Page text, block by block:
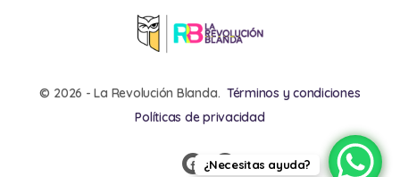
© 2026 - La Revolución Blanda. Términos y condiciones
Políticas de privacidad
¿Necesitas ayuda?